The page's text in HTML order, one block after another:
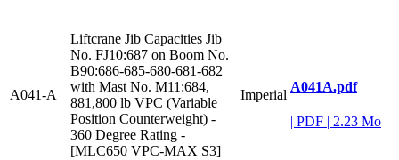
A041-A
Liftcrane Jib Capacities Jib
No. FJ10:687 on Boom No.
B90:686-685-680-681-682
with Mast No. M11:684,
881,800 lb VPC (Variable
Position Counterweight) -
360 Degree Rating -
[MLC650 VPC-MAX S3]
Imperial
A041A.pdf
| PDF | 2.23 Mo